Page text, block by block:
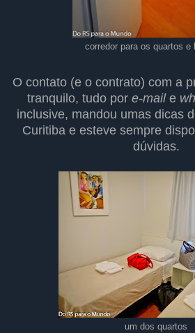
corredor para os quartos e
O contato (e o contrato) com a
tranquilo, tudo por e-maile
inclusive, mandou umas dicas
Curitiba e esteve sempre
dúvidas.
um dos quartos